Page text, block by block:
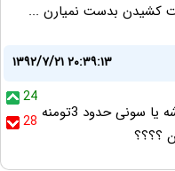
کشیدن بدست نمیارن ...
۱۳۹۲/۷/۲۱ ۲۰:۳۹:۱۳
24
28 همین مشخصات اگر اسوس داشته باشه یا سونی حدود 3تومنه